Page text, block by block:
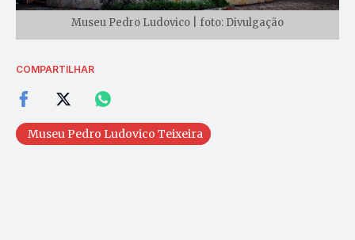
Museu Pedro Ludovico | foto: Divulgação
COMPARTILHAR
Museu Pedro Ludovico Teixeira